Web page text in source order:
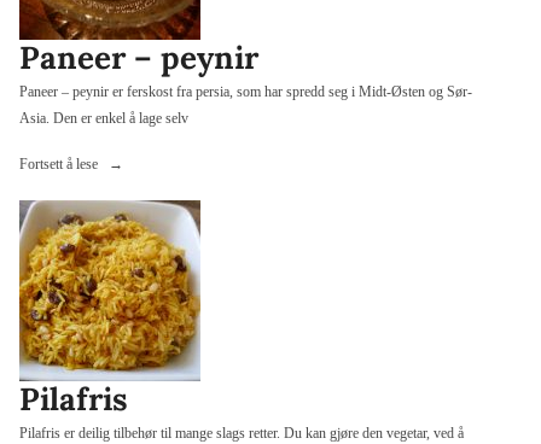
Paneer – peynir
Paneer – peynir er ferskost fra persia, som har spredd seg i Midt-Østen og Sør-
Asia. Den er enkel å lage selv
Fortsett å lese
«Paneer
peynir»
Pilafris
Pilafris er deilig tilbehør til mange slags retter. Du kan gjøre den vegetar, ved å